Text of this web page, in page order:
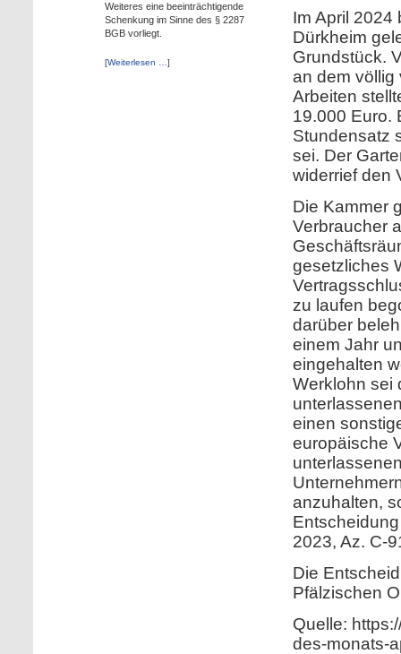
Weiteres eine beeinträchtigende
Schenkung im Sinne des § 2287
BGB vorliegt.
[Weiterlesen … ]
Im April 2024
Dürkheim
Grundstück.
an dem völlig
Arbeiten
19.000 Euro.
Stundensatz
sei. Der
widerrief den
Die Kammer
Verbraucher
gesetzliches
zu laufen
darüber
einem Jahr
eingehalten
Werklohn sei
einen
europäische
anzuhalten,
2023, Az. C-
Die
Pfälzischen
Quelle:
des-monats-